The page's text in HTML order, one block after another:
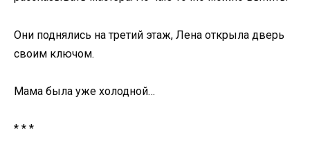
Они поднялись на третий этаж, Лена открыла дверь
своим ключом.
Мама была уже холодной…
* * *